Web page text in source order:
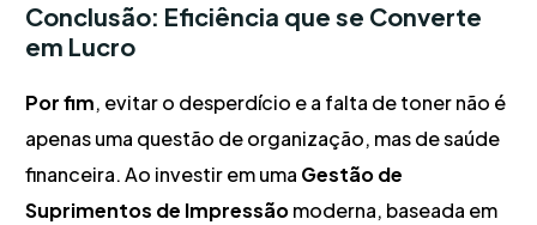
Conclusão: Eficiência que se Converte
em Lucro
Por fim, evitar o desperdício e a falta de toner não é
apenas uma questão de organização, mas de saúde
financeira. Ao investir em uma Gestão de
Suprimentos de Impressãomoderna, baseada em